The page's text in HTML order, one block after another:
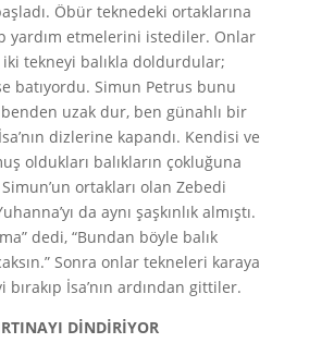
Öbür teknedeki ortaklarına
yardım etmelerini istediler. Onlar
tekneyi balıkla doldurdular;
batıyordu. Simun Petrus bunu
benden uzak dur, ben günahlı bir
dizlerine kapandı. Kendisi ve
oldukları balıkların çokluğuna
Simun’un ortakları olan Zebedi
da aynı şaşkınlık almıştı.
dedi, “Bundan böyle balık
Sonra onlar tekneleri karaya
İsa’nın ardından gittiler.
DİNDİRİYOR